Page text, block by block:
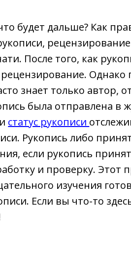
будет дальше? Как
После того, как
Однако
знает только автор,
была отправлена в
статус рукописи
Рукопись либо
если рукопись
и проверку. Этот
изучения
Если вы что-то